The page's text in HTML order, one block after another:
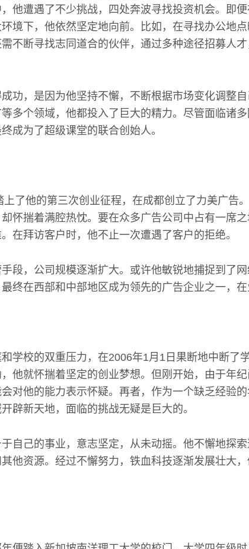
他遭遇了不少挑战，四处奔波寻找投资机会。即
境下，他依然坚定地向前。比如，在寻找办公地
不断寻找志同道合的伙伴，通过多种途径招募人
功，是因为他坚持不懈，不断根据市场变化调整
多个领域，他都投入了巨大的精力。尽管面临诸
成为了超级课堂的联合创始人。
上了他的第三次创业征程，在成都创立了力美广告
怀揣着满腔热忱。要在众多广告公司中占有一席
在拜访客户时，他不止一次遭遇了客户的拒绝。
段，公司规模逐渐扩大。或许他敏锐地捕捉到了
最终在西部和中部地区成为领先的广告企业之一，在
学校的双重压力，在2006年1月1日果断地中断了
他就怀揣着坚定的创业梦想。但刚开始，由于年
对他的能力表示怀疑。再者，作为一个缺乏经验
辟新天地，面临的挑战无疑是巨大的。
自己的事业，意志坚定，从未动摇。他不懈地探索
他资源。经过不懈努力，铁血科技逐渐发展壮大